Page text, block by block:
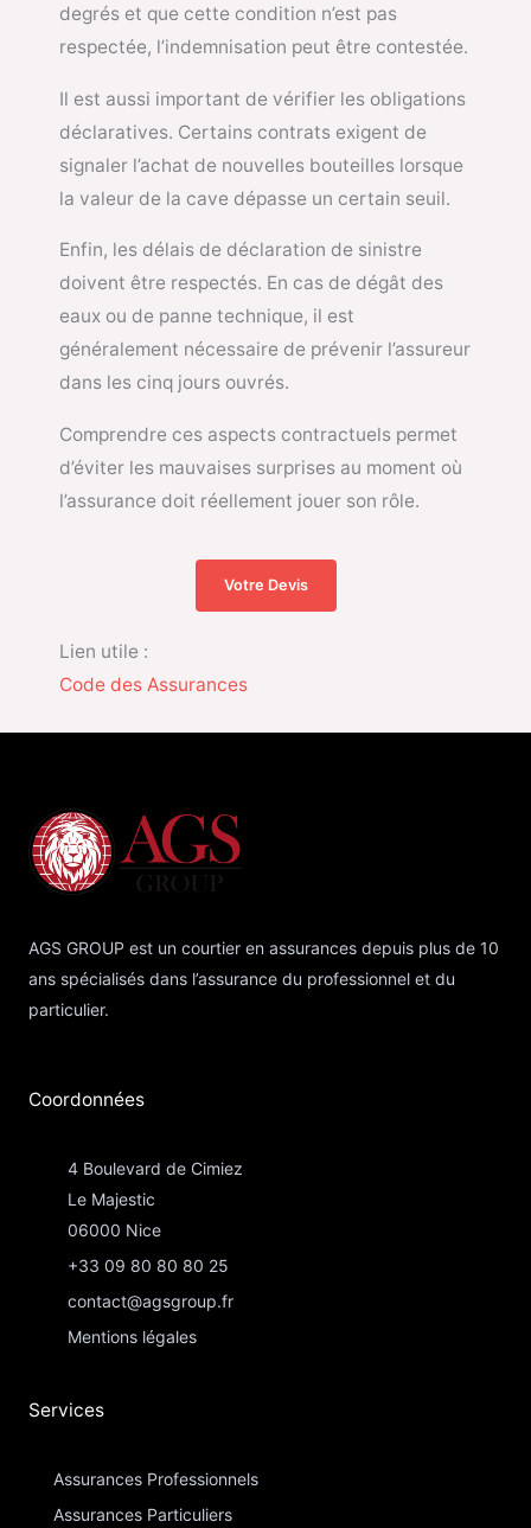
degrés et que cette condition n’est pas
respectée, l’indemnisation peut être contestée.
Il est aussi important de vérifier les obligations
déclaratives. Certains contrats exigent de
signaler l’achat de nouvelles bouteilles lorsque
la valeur de la cave dépasse un certain seuil.
Enfin, les délais de déclaration de sinistre
doivent être respectés. En cas de dégât des
eaux ou de panne technique, il est
généralement nécessaire de prévenir l’assureur
dans les cinq jours ouvrés.
Comprendre ces aspects contractuels permet
d’éviter les mauvaises surprises au moment où
l’assurance doit réellement jouer son rôle.
Votre Devis
Lien utile :
Code des Assurances
AGS GROUP est un courtier en assurances depuis plus de 10
ans spécialisés dans l’assurance du professionnel et du
particulier.
Coordonnées​
4 Boulevard de Cimiez
Le Majestic
06000 Nice
+33 09 80 80 80 25
contact@agsgroup.fr
Mentions légales
Services
Assurances Professionnels
Assurances Particuliers​